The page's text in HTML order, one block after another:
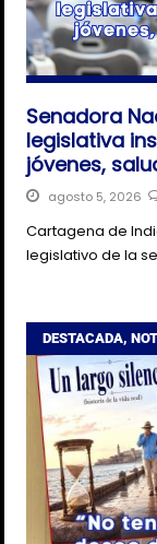
Senadora
legislativa
jóvenes,
agosto 5, 2026
Cartagena de
legislativo de la
DESTACADA,